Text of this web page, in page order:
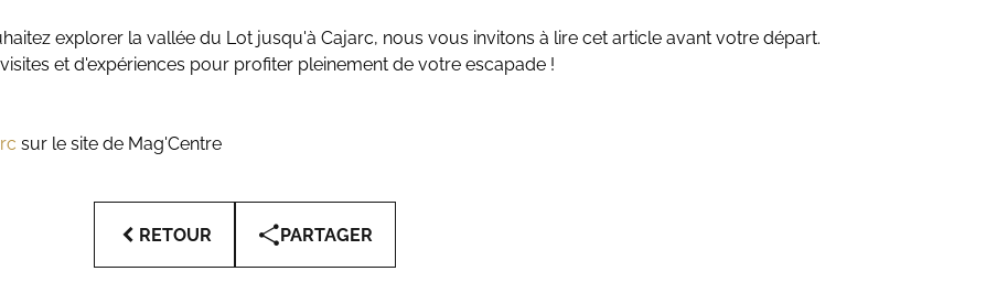
explorer la vallée du Lot jusqu'à Cajarc, nous vous invitons à lire cet article avant votre départ.
et d'expériences pour profiter pleinement de votre escapade !
sur le site de Mag'Centre
RETOUR PARTAGER